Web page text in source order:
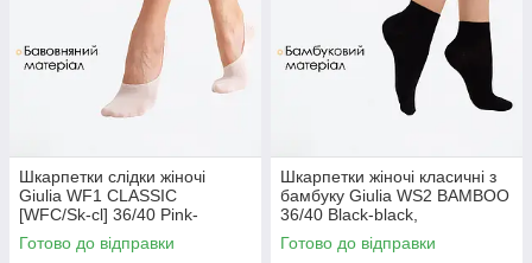
Шкарпетки слідки жіночі
Giulia WF1 CLASSIC
[WFC/Sk-cl] 36/40 Pink-
blushing bride, бавовняні
сліди, повсякденні
Готово до відправки
Шкарпетки жіночі класичні з
бамбуку Giulia WS2 BAMBOO
36/40 Black-black,
повсякденні середня посадка
Готово до відправки